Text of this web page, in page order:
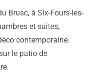
Brusc, à Six-Fours-les-
et suites,
contemporaine.
le patio de